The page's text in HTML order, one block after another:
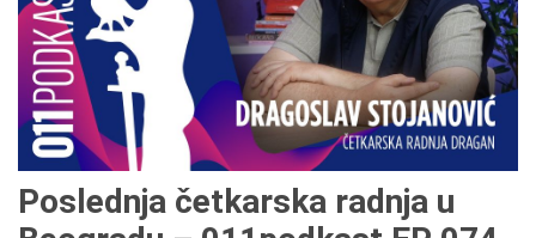
Poslednja četkarska radnja u